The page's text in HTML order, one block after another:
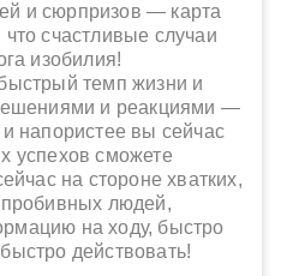
и сюрпризов — карта
счастливые случаи
изобилия!
темп жизни и
и реакциями —
напористее вы сейчас
успехов сможете
на стороне хватких,
пробивных людей,
на ходу, быстро
действовать!